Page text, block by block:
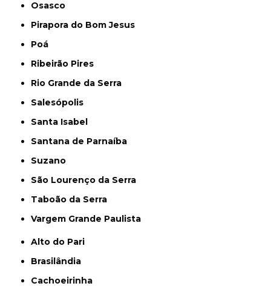
Osasco
Pirapora do Bom Jesus
Poá
Ribeirão Pires
Rio Grande da Serra
Salesópolis
Santa Isabel
Santana de Parnaíba
Suzano
São Lourenço da Serra
Taboão da Serra
Vargem Grande Paulista
Alto do Pari
Brasilândia
Cachoeirinha